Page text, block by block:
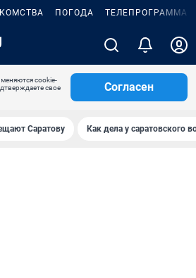
ПОГОДА ТЕЛЕПРОГРАММА
cookie-
свое
Согласен
Саратову Как дела у саратовского